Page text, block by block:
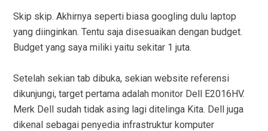
Skip skip. Akhirnya seperti biasa googling dulu laptop
yang diinginkan. Tentu saja disesuaikan dengan budget.
Budget yang saya miliki yaitu sekitar 1 juta.
Setelah sekian tab dibuka, sekian website referensi
dikunjungi, target pertama adalah monitor Dell E2016HV.
Merk Dell sudah tidak asing lagi ditelinga Kita. Dell juga
dikenal sebagai penyedia infrastruktur komputer